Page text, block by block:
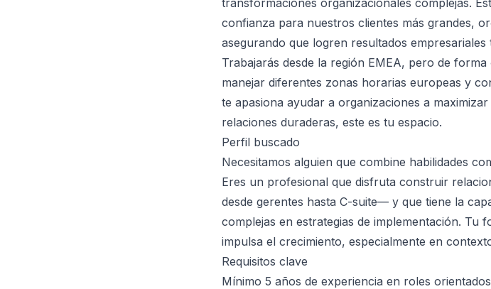
transformaciones organizacionales complejas.
confianza para nuestros clientes más grandes,
asegurando que logren resultados
Trabajarás desde la región EMEA, pero de
manejar diferentes zonas horarias europeas y
te apasiona ayudar a organizaciones a
relaciones duraderas, este es tu espacio.
Perfil buscado
Necesitamos alguien que combine habilidades
Eres un profesional que disfruta construir
desde gerentes hasta C-suite— y que tiene la
complejas en estrategias de implementación. Tu
impulsa el crecimiento, especialmente en
Requisitos clave
Mínimo 5 años de experiencia en roles